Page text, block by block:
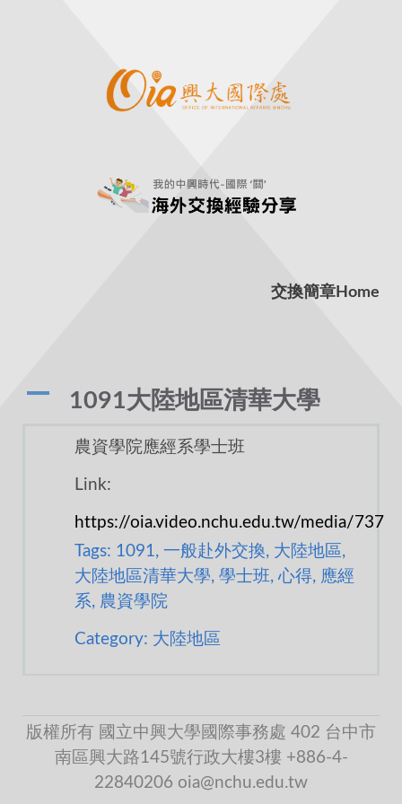
交換簡章 Home
A 1091大陸地區清華大學
農資學院應經系學士班
Link:
https://oia.video.nchu.edu.tw/media/737
Tags: 1091, 一般赴外交換, 大陸地區,
大陸地區清華大學, 學士班, 心得, 應經
系, 農資學院
Category: 大陸地區
版權所有 國立中興大學國際事務處 402 台中市
南區興大路145號行政大樓3樓 +886-4-
22840206 oia@nchu.edu.tw